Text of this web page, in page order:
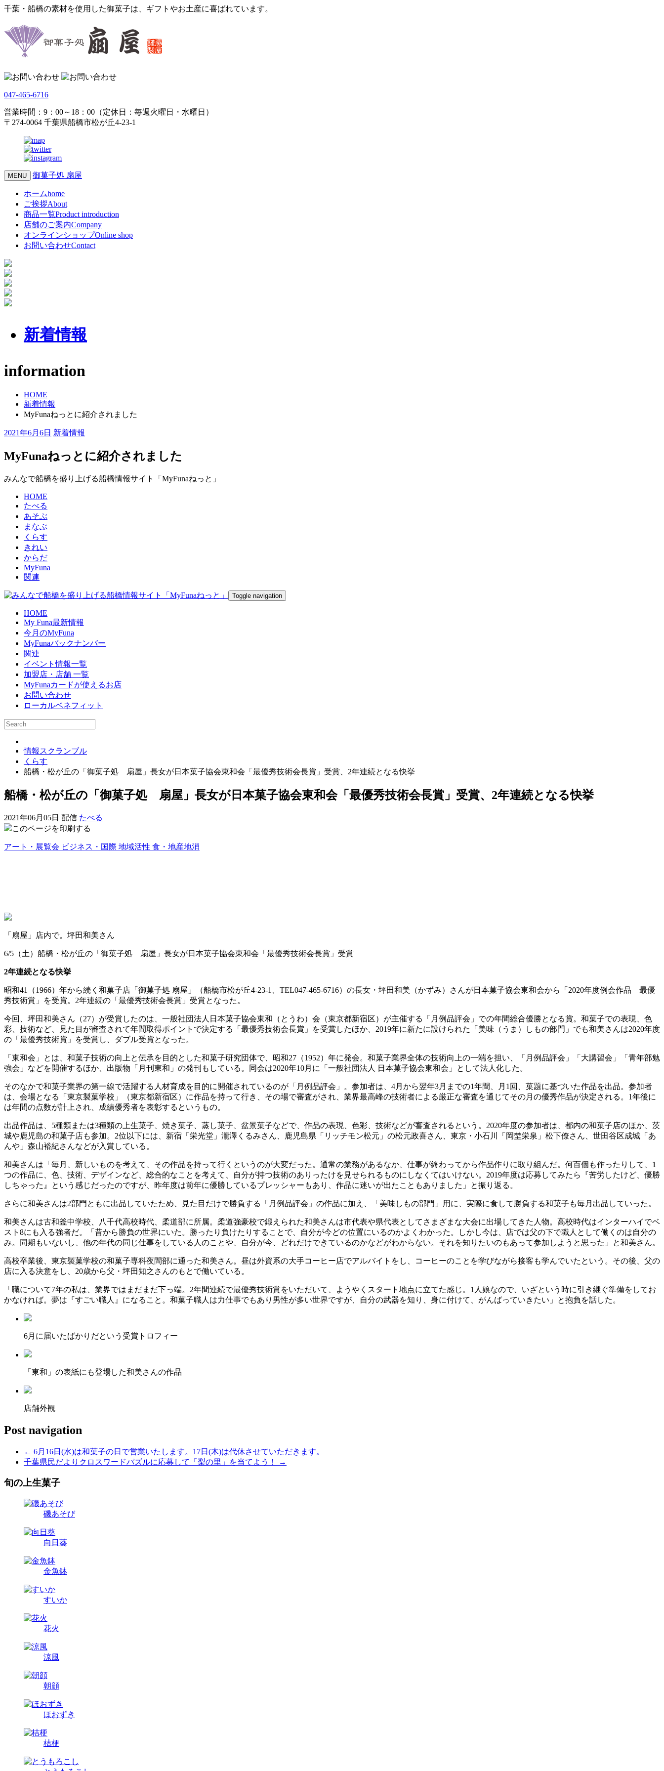
千葉・船橋の素材を使用した御菓子は、ギフトやお土産に喜ばれています。
047-465-6716
営業時間：9：00～18：00（定休日：毎週火曜日・水曜日）
〒274-0064 千葉県船橋市松が丘4-23-1
MENU 御菓子処 扇屋
ホームhome
ご挨拶About
商品一覧Product introduction
店舗のご案内Company
オンラインショップOnline shop
お問い合わせContact
新着情報
information
HOME
新着情報
MyFunaねっとに紹介されました
2021年6月6日 新着情報
MyFunaねっとに紹介されました
みんなで船橋を盛り上げる船橋情報サイト「MyFunaねっと」
HOME
たべる
あそぶ
まなぶ
くらす
きれい
からだ
MyFuna
関連
Toggle navigation
HOME
My Funa最新情報
今月のMyFuna
MyFunaバックナンバー
関連
イベント情報一覧
加盟店・店舗 一覧
MyFunaカードが使えるお店
お問い合わせ
ローカルベネフィット
情報スクランブル
くらす
船橋・松が丘の「御菓子処 扇屋」長女が日本菓子協会東和会「最優秀技術会長賞」受賞、2年連続となる快挙
船橋・松が丘の「御菓子処 扇屋」長女が日本菓子協会東和会「最優秀技術会長賞」受賞、2年連続となる快挙
2021年06月05日 配信 たべる
このページを印刷する
アート・展覧会 ビジネス・国際 地域活性 食・地産地消
「扇屋」店内で。坪田和美さん
6/5（土）船橋・松が丘の「御菓子処 扇屋」長女が日本菓子協会東和会「最優秀技術会長賞」受賞
2年連続となる快挙
昭和41（1966）年から続く和菓子店「御菓子処 扇屋」（船橋市松が丘4-23-1、TEL047-465-6716）の長女・坪田和美（かずみ）さんが日本菓子協会東和会から「2020年度例会作品 最優
秀技術賞」を受賞。2年連続の「最優秀技術会長賞」受賞となった。
今回、坪田和美さん（27）が受賞したのは、一般社団法人日本菓子協会東和（とうわ）会（東京都新宿区）が主催する「月例品評会」での年間総合優勝となる賞。和菓子での表現、色
彩、技術など、見た目が審査されて年間取得ポイントで決定する「最優秀技術会長賞」を受賞したほか、2019年に新たに設けられた「美味（うま）しもの部門」でも和美さんは2020年度
の「最優秀技術賞」を受賞し、ダブル受賞となった。
「東和会」とは、和菓子技術の向上と伝承を目的とした和菓子研究団体で、昭和27（1952）年に発会。和菓子業界全体の技術向上の一端を担い、「月例品評会」「大講習会」「青年部勉
強会」などを開催するほか、出版物「月刊東和」の発刊もしている。同会は2020年10月に「一般社団法人 日本菓子協会東和会」として法人化した。
そのなかで和菓子業界の第一線で活躍する人材育成を目的に開催されているのが「月例品評会」。参加者は、4月から翌年3月までの1年間、月1回、菓題に基づいた作品を出品。参加者
は、会場となる「東京製菓学校」（東京都新宿区）に作品を持って行き、その場で審査がされ、業界最高峰の技術者による厳正な審査を通じてその月の優秀作品が決定される。1年後に
は年間の点数が計上され、成績優秀者を表彰するというもの。
出品作品は、5種類または3種類の上生菓子、焼き菓子、蒸し菓子、盆景菓子などで、作品の表現、色彩、技術などが審査されるという。2020年度の参加者は、都内の和菓子店のほか、茨
城や鹿児島の和菓子店も参加。2位以下には、新宿「栄光堂」瀧澤くるみさん、鹿児島県「リッチモン松元」の松元政喜さん、東京・小石川「岡埜栄泉」松下僚さん、世田谷区成城「あ
んや」森山裕紀さんなどが入賞している。
和美さんは「毎月、新しいものを考えて、その作品を持って行くというのが大変だった。通常の業務があるなか、仕事が終わってから作品作りに取り組んだ。何百個も作ったりして、1
つの作品に、色、技術、デザインなど、総合的なことを考えて、自分が持つ技術のありったけを見せられるものにしなくてはいけない。2019年度は応募してみたら『苦労したけど、優勝
しちゃった』という感じだったのですが、昨年度は前年に優勝しているプレッシャーもあり、作品に迷いが出たこともありました」と振り返る。
さらに和美さんは2部門ともに出品していたため、見た目だけで勝負する「月例品評会」の作品に加え、「美味しもの部門」用に、実際に食して勝負する和菓子も毎月出品していった。
和美さんは古和釜中学校、八千代高校時代、柔道部に所属。柔道強豪校で鍛えられた和美さんは市代表や県代表としてさまざまな大会に出場してきた人物。高校時代はインターハイでベ
スト8にも入る強者だ。「昔から勝負の世界にいた。勝ったり負けたりすることで、自分が今どの位置にいるのかよくわかった。しかし今は、店では父の下で職人として働くのは自分の
み。同期もいないし、他の年代の同じ仕事をしている人のことや、自分が今、どれだけできているのかなどがわからない。それを知りたいのもあって参加しようと思った」と和美さん。
高校卒業後、東京製菓学校の和菓子専科夜間部に通った和美さん。昼は外資系の大手コーヒー店でアルバイトをし、コーヒーのことを学びながら接客も学んでいたという。その後、父の
店に入る決意をし、20歳から父・坪田知之さんのもとで働いている。
「職について7年の私は、業界ではまだまだ下っ端。2年間連続で最優秀技術賞をいただいて、ようやくスタート地点に立てた感じ。1人娘なので、いざという時に引き継ぐ準備をしてお
かなければ。夢は『すごい職人』になること。和菓子職人は力仕事でもあり男性が多い世界ですが、自分の武器を知り、身に付けて、がんばっていきたい」と抱負を話した。
6月に届いたばかりだという受賞トロフィー
「東和」の表紙にも登場した和美さんの作品
店舗外観
Post navigation
← 6月16日(水)は和菓子の日で営業いたします。17日(木)は代休させていただきます。
千葉県民だよりクロスワードパズルに応募して「梨の里」を当てよう！
→
旬の上生菓子
磯あそび
向日葵
金魚鉢
すいか
花火
涼風
朝顔
ほおずき
桔梗